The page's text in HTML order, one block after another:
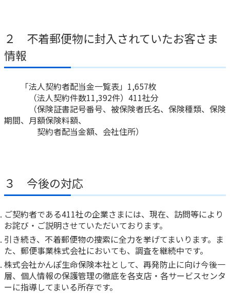
各種サービス・お知らせ
かんぽプラチナライフサービス
ご契約のしおり・約款（Web約款）
保険用語集
保険料のお払込方法
お問い合わせ
かんぽアプリ～かんぽの健康と安心を手のひらに～
すこやか健康ラボ
ラジオ体操・みんなの体操
ラジオ体操ポータルサイト
かんぽブランド
かんぽ生命のサステナビリティ
かんぽジャンクション
２ 不着郵便物に封入されていたお客さま
情報
「法人契約者配当金一覧表」1,657枚
（法人契約件数11,392件）411社分
（保険証書記号番号、被保険者氏名、保険種類、保険
期間、月額保険料額、
契約者配当金額、会社住所）
３ 今後の対応
ご契約者である411社の企業さまには、現在、訪問等により
お詫び・ご説明させていただいております。
引き続き、不着郵便物の捜索に全力を挙げてまいります。ま
た、郵便事業株式会社においても、調査を継続中です。
株式会社かんぽ生命保険本社として、再発防止に向け今後一
層、個人情報の保護管理の徹底を各支店・各サービスセンタ
ーに指導してまいる所存です。